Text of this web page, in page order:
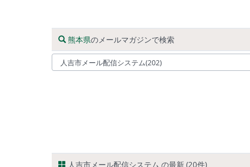
熊本県のメールマガジンで検索
人吉市メール配信システム の最新 (20件)